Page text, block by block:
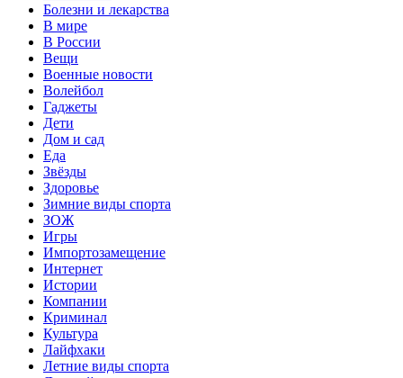
Болезни и лекарства
В мире
В России
Вещи
Военные новости
Волейбол
Гаджеты
Дети
Дом и сад
Еда
Звёзды
Здоровье
Зимние виды спорта
ЗОЖ
Игры
Импортозамещение
Интернет
Истории
Компании
Криминал
Культура
Лайфхаки
Летние виды спорта